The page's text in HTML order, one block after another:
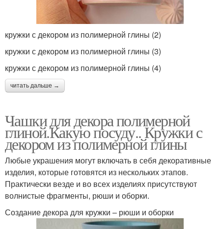
кружки с декором из полимерной глины (2)
кружки с декором из полимерной глины (3)
кружки с декором из полимерной глины (4)
читать дальше →
Чашки для декора полимерной
глиной.Какую посуду.. Кружки с
декором из полимерной глины
Любые украшения могут включать в себя декоративные
изделия, которые готовятся из нескольких этапов.
Практически везде и во всех изделиях присутствуют
волнистые фрагменты, рюши и оборки.
Создание декора для кружки – рюши и оборки